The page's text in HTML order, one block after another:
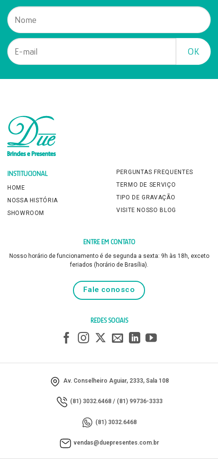
INSTITUCIONAL
HOME
NOSSA HISTÓRIA
SHOWROOM
PERGUNTAS FREQUENTES
TERMO DE SERVIÇO
TIPO DE GRAVAÇÃO
VISITE NOSSO BLOG
ENTRE EM CONTATO
Nosso horário de funcionamento é de segunda a sexta: 9h às 18h, exceto
feriados (horário de Brasília).
Fale conosco
REDES SOCIAIS
Av. Conselheiro Aguiar, 2333, Sala 108
(81) 3032.6468/ (81) 99736-3333
(81) 3032.6468
vendas@duepresentes.com.br